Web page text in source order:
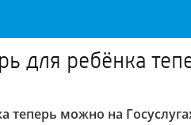
для ребёнка
теперь можно на